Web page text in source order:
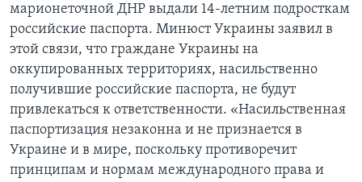
марионеточной ДНР выдали 14-летним подросткам
российские паспорта. Минюст Украины заявил в
этой связи, что граждане Украины на
оккупированных территориях, насильственно
получившие российские паспорта, не будут
привлекаться к ответственности. «Насильственная
паспортизация незаконна и не признается в
Украине и в мире, поскольку противоречит
принципам и нормам международного права и